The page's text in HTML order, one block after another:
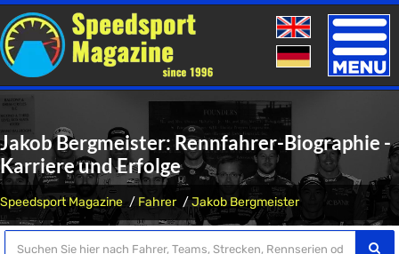
Toggle
Jakob Bergmeister: Rennfahrer-Biographie -
Karriere und Erfolge
Speedsport Magazine Fahrer Jakob Bergmeister